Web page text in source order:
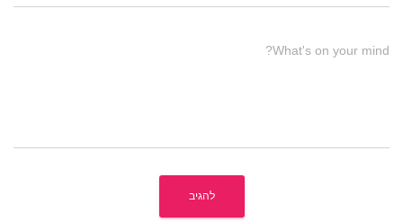
What's on your mind?